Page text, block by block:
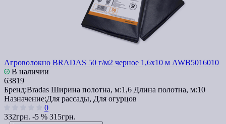
Агроволокно BRADAS 50 г/м2 черное 1,6x10 м AWB5016010
В наличии
63819
Бренд:Bradas Ширина полотна, м:1,6 Длина полотна, м:10
Назначение:Для рассады, Для огурцов
0
332грн. -5 % 315грн.